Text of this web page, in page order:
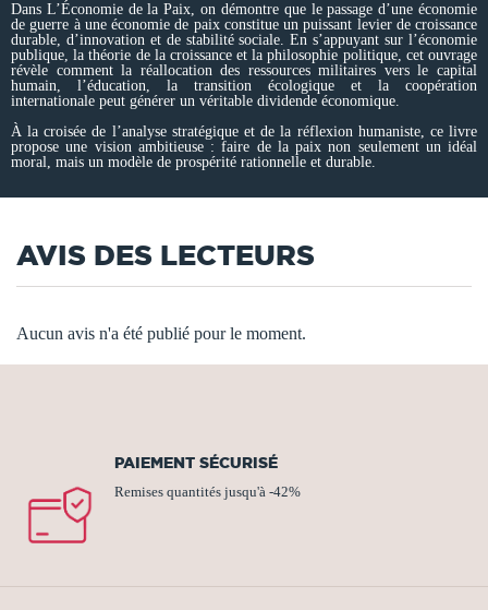
Dans L’Économie de la Paix, on démontre que le passage d’une économie
de guerre à une économie de paix constitue un puissant levier de croissance
durable, d’innovation et de stabilité sociale. En s’appuyant sur l’économie
publique, la théorie de la croissance et la philosophie politique, cet ouvrage
révèle comment la réallocation des ressources militaires vers le capital
humain, l’éducation, la transition écologique et la coopération
internationale peut générer un véritable dividende économique.
À la croisée de l’analyse stratégique et de la réflexion humaniste, ce livre
propose une vision ambitieuse : faire de la paix non seulement un idéal
moral, mais un modèle de prospérité rationnelle et durable.
AVIS DES LECTEURS
Aucun avis n'a été publié pour le moment.
PAIEMENT SÉCURISÉ
Remises quantités jusqu'à -42%